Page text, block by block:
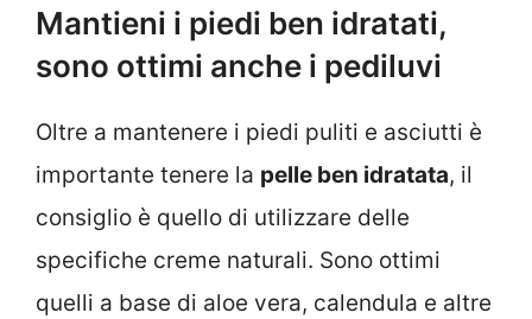
Mantieni i piedi ben idratati,
sono ottimi anche i pediluvi
Oltre a mantenere i piedi puliti e asciutti è
importante tenere la pelle ben idratata, il
consiglio è quello di utilizzare delle
specifiche creme naturali. Sono ottimi
quelli a base di aloe vera, calendula e altre